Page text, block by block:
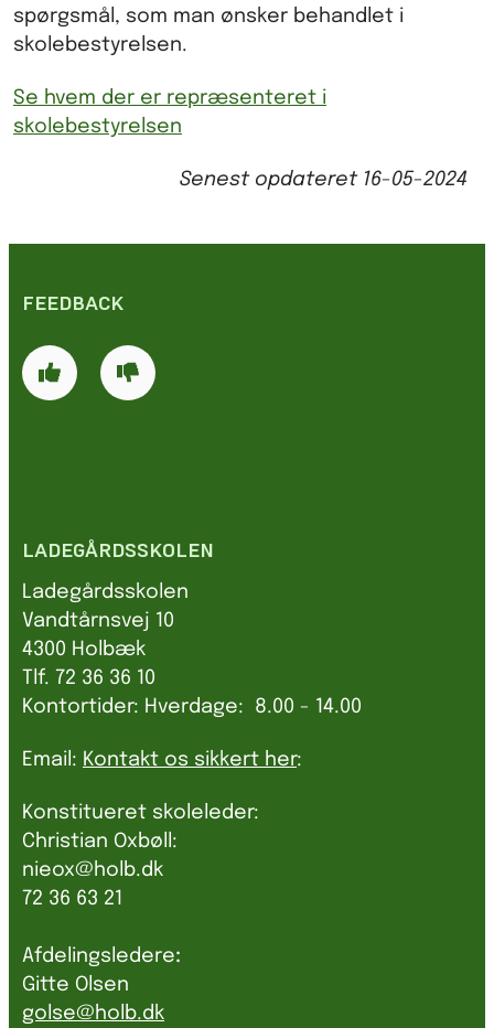
spørgsmål, som man ønsker behandlet i
skolebestyrelsen.
Se hvem der er repræsenteret i
skolebestyrelsen
Senest opdateret 16-05-2024
FEEDBACK
LADEGÅRDSSKOLEN
Ladegårdsskolen
Vandtårnsvej 10
4300 Holbæk
Tlf. 72 36 36 10
Kontortider: Hverdage: 8.00 - 14.00
Email: Kontakt os sikkert her:
Konstitueret skoleleder:
Christian Oxbøll:
nieox@holb.dk
72 36 63 21
Afdelingsledere:
Gitte Olsen
golse@holb.dk